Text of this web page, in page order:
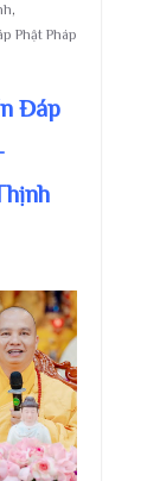
,
Phật Pháp
Đáp